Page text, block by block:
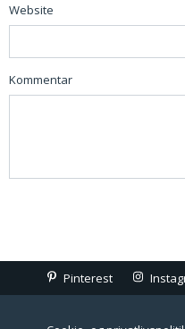
Website
Kommentar
Pinterest